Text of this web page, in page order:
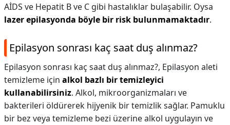
AİDS ve Hepatit B ve C gibi hastalıklar bulaşabilir. Oysa
lazer epilasyonda böyle bir risk bulunmamaktadır.
Epilasyon sonrası kaç saat duş alınmaz?
Epilasyon sonrası kaç saat duş alınmaz?, Epilasyon aleti
temizleme için alkol bazlı bir temizleyici
kullanabilirsiniz. Alkol, mikroorganizmaları ve
bakterileri öldürerek hijyenik bir temizlik sağlar. Pamuklu
bir bez veya temizleme bezi üzerine alkol uygulayın ve